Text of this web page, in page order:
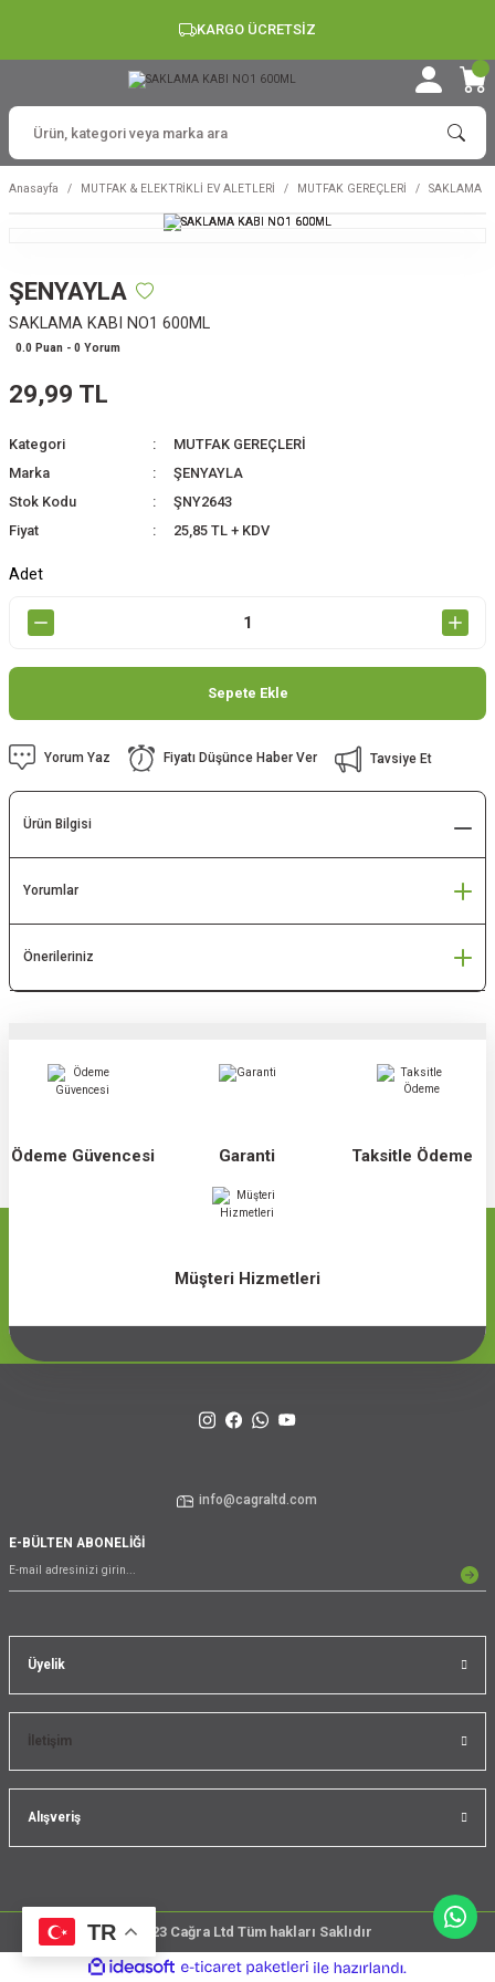
KARGO ÜCRETSİZ
Anasayfa MUTFAK & ELEKTRİKLİ EV ALETLERİ MUTFAK GEREÇLERİ SAKLAMA
ŞENYAYLA
SAKLAMA KABI NO1 600ML
0.0 Puan - 0 Yorum
29,99 TL
Kategori
MUTFAK GEREÇLERİ
Marka
ŞENYAYLA
Stok Kodu
ŞNY2643
Fiyat
25,85 TL + KDV
Adet
Sepete Ekle
Yorum Yaz Fiyatı Düşünce Haber Ver Tavsiye Et
Ürün Bilgisi
Yorumlar
Önerileriniz
Ödeme Güvencesi Garanti Taksitle Ödeme
Müşteri Hizmetleri
Üyelik
İletişim
Alışveriş
TR
info@cagraltd.com
E-BÜLTEN ABONELİĞİ
@2023 Cağra Ltd Tüm hakları Saklıdır
çember
ideasoft
e-